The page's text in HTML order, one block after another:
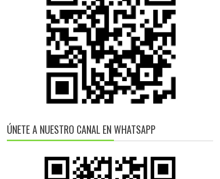
ÚNETE A NUESTRO CANAL EN WHATSAPP